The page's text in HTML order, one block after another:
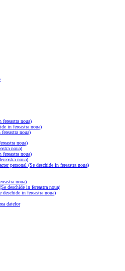
fereastra noua)
in fereastra noua)
noua)
noua)
noua)
fereastra noua)
noua)
personal (Se deschide in fereastra noua)
noua)
(Se deschide in fereastra noua)
deschide in fereastra noua)
datelor